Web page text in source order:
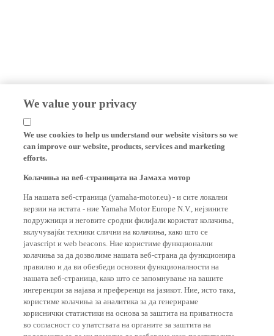
We value your privacy
We use cookies to help us understand our website visitors so we
can improve our website, products, services and marketing
efforts.
верзии на истата - ние Yamaha Motor Europe N.V., нејзините
подружници и неговите сродни филијали користат колачиња,
вклучувајќи техники слични на колачиња, како што се
javascript и web beacons. Ние користиме функционални
колачиња за да дозволиме нашата веб-страна да функционира
правилно и да ви обезбеди основни функционалности на
нашата веб-страница, како што се запомнување на вашите
ингеренции за најава и преференци на јазикот. Ние, исто така,
користиме колачиња за аналитика за да генерираме
кориснички статистики на основа за заштита на приватноста
во согласност со упатствата на органите за заштита на
податоците за да ни помогне да разбереме како посетителите